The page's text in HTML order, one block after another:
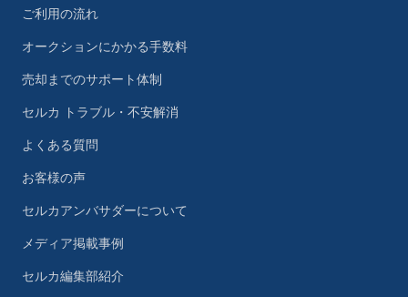
ご利用の流れ
オークションにかかる手数料
売却までのサポート体制
セルカ トラブル・不安解消
よくある質問
お客様の声
セルカアンバサダーについて
メディア掲載事例
セルカ編集部紹介